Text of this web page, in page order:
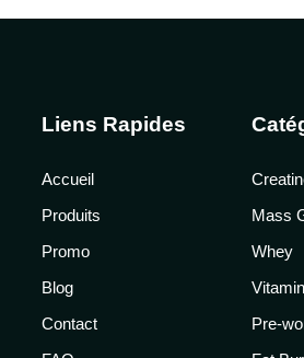
Liens Rapides
Accueil
Produits
Promo
Blog
Contact
Mass
Whey
Pre-